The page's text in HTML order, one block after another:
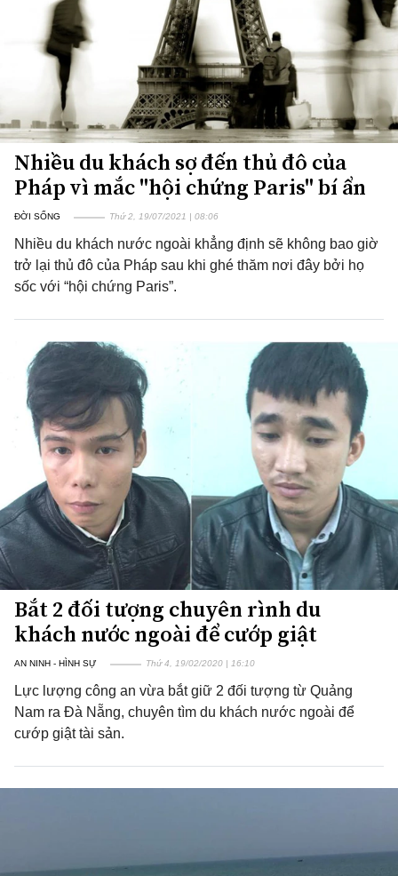
Nhiều du khách sợ đến thủ đô của
Pháp vì mắc "hội chứng Paris" bí ẩn
ĐỜI SỐNG Thứ 2, 19/07/2021 | 08:06
Nhiều du khách nước ngoài khẳng định sẽ không bao giờ
trở lại thủ đô của Pháp sau khi ghé thăm nơi đây bởi họ
sốc với “hội chứng Paris”.
Bắt 2 đối tượng chuyên rình du
khách nước ngoài để cướp giật
AN NINH - HÌNH SỰ Thứ 4, 19/02/2020 | 16:10
Lực lượng công an vừa bắt giữ 2 đối tượng từ Quảng
Nam ra Đà Nẵng, chuyên tìm du khách nước ngoài để
cướp giật tài sản.